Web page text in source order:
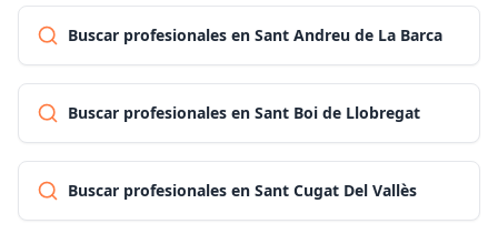
Buscar profesionales en Sant Andreu de La Barca
Buscar profesionales en Sant Boi de Llobregat
Buscar profesionales en Sant Cugat Del Vallès